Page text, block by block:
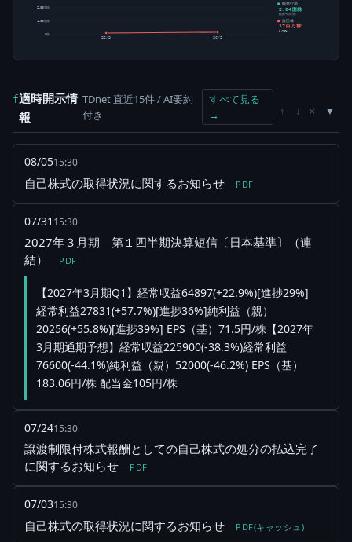
0株
1.00億株
2.00億株
25/3 26/3
純発行済
2.84億株
総数-自己株
自己株
17百万株
5.74%
f適時開示情
報
TDnet 直近15件 / AI要約
付き
すべて見る
→
↑ ↓ ×
08/0515:30
自己株式の取得状況に関するお知らせ PDF
07/31 15:30
2027年３月期 第１四半期決算短信〔日本基準〕（連
結）
PDF
【2027年3月期Q1】経常収益64897(+22.9%)[進捗29%]
経常利益27831(+57.7%)[進捗36%]純利益（親）
20256(+55.8%)[進捗39%] EPS（基）71.5円/株【2027年
3月期通期予想】経常収益225900(-38.3%)経常利益
76600(-44.1%)純利益（親）52000(-46.2%) EPS（基）
183.06円/株 配当金105円/株
07/2415:30
譲渡制限付株式報酬としての自己株式の処分の払込完了
に関するお知らせ
PDF
07/0315:30
自己株式の取得状況に関するお知らせ PDF(キャッシュ)